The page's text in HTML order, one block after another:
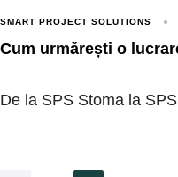
SMART PROJECT SOLUTIONS
Cum urmărești o
De la SPS Stoma la